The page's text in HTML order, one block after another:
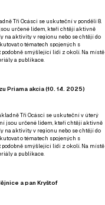
Tři Ocásci se uskuteční v ponděli 8.
jsou určené lidem, kteří chtějí aktivně
na aktivity v regionu nebo se chtějí do
o tématech spojených s
smýšlející lidi z okolí. Na místě
a publikace.
Priama akcia (10. 14. 2025)
Tři Ocásci se uskuteční v úterý
jsou určené lidem, kteří chtějí aktivně
na aktivity v regionu nebo se chtějí do
o tématech spojených s
smýšlející lidi z okolí. Na místě
a publikace.
a pan Kryštof